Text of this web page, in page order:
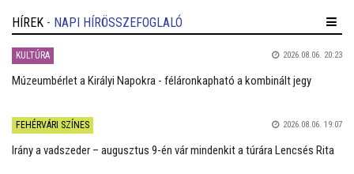
HÍREK - NAPI HÍRÖSSZEFOGLALÓ
KULTÚRA 2026.08.06. 20:23
Múzeumbérlet a Királyi Napokra - féláronkapható a kombinált jegy
FEHÉRVÁRI SZÍNES 2026.08.06. 19:07
Irány a vadszeder – augusztus 9-én vár mindenkit a túrára Lencsés Rita